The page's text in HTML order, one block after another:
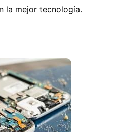
la mejor tecnología.